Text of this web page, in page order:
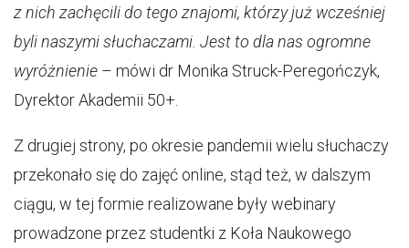
z nich zachęcili do tego znajomi, którzy już wcześniej
byli naszymi słuchaczami. Jest to dla nas ogromne
wyróżnienie – mówi dr Monika Struck-Peregończyk,
Dyrektor Akademii 50+.
Z drugiej strony, po okresie pandemii wielu słuchaczy
przekonało się do zajęć online, stąd też, w dalszym
ciągu, w tej formie realizowane były webinary
prowadzone przez studentki z Koła Naukowego